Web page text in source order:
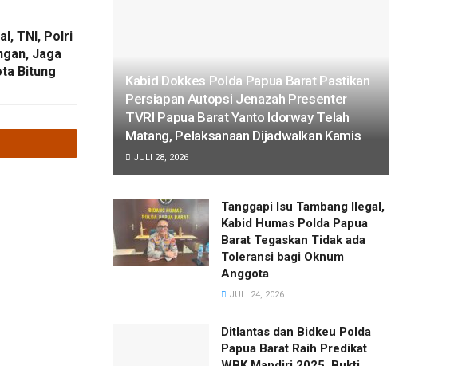
TNI, Polri
Jaga
Bitung
Kabid Dokkes Polda Papua Barat Pastikan
Persiapan Autopsi Jenazah Presenter
TVRI Papua Barat Yanto Idorway Telah
Matang, Pelaksanaan Dijadwalkan Kamis
JULI 28, 2026
Tanggapi Isu Tambang Ilegal,
Kabid Humas Polda Papua
Barat Tegaskan Tidak ada
Toleransi bagi Oknum
Anggota
JULI 24, 2026
Ditlantas dan Bidkeu Polda
Papua Barat Raih Predikat